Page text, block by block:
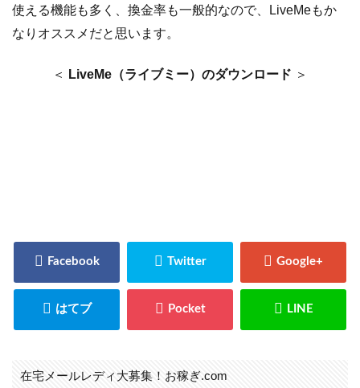
使える機能も多く、換金率も一般的なので、LiveMeもか
なりオススメだと思います。
＜ LiveMe（ライブミー）のダウンロード ＞
在宅メールレディ大募集！お稼ぎ.com